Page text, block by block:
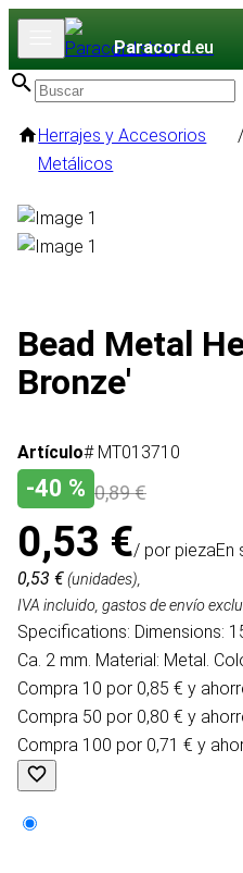
Paracord.eu
Herrajes y Accesorios
Metálicos
/
Bead Metal
Bronze'
Artículo# MT013710
-40 % 0,89 €
0,53 €/ por piezaEn
0,53 €(unidades),
IVA incluido, gastos de envío
Specifications: Dimensions:
Ca. 2 mm. Material: Metal.
Compra 10 por 0,85 € y
Compra 50 por 0,80 € y
Compra 100 por 0,71 € y